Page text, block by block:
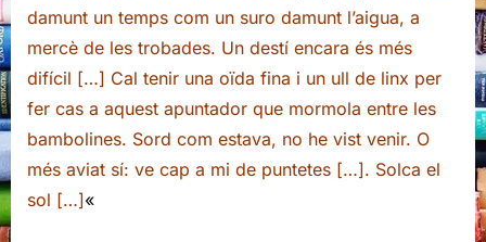
damunt un temps com un suro damunt l’aigua, a
mercè de les trobades. Un destí encara és més
difícil […] Cal tenir una oïda fina i un ull de linx per
fer cas a aquest apuntador que mormola entre les
bambolines. Sord com estava, no he vist venir. O
més aviat sí: ve cap a mi de puntetes […]. Solca el
sol […]«